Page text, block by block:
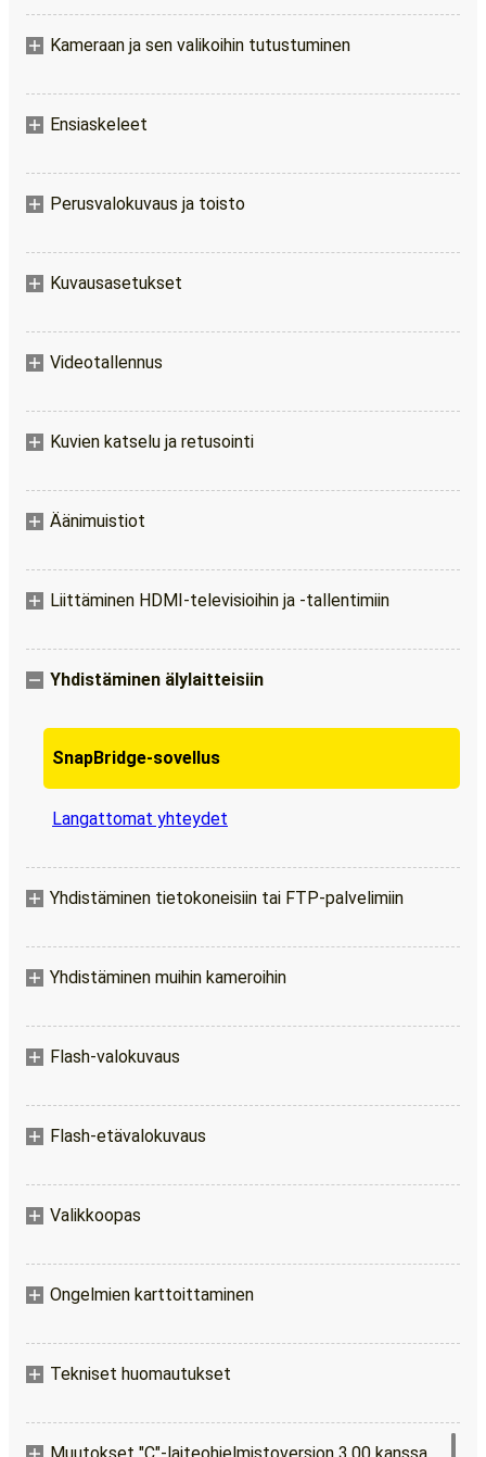
Kameraan ja sen valikoihin tutustuminen
Ensiaskeleet
Perusvalokuvaus ja toisto
Kuvausasetukset
Videotallennus
Kuvien katselu ja retusointi
Äänimuistiot
Liittäminen HDMI-televisioihin ja -tallentimiin
Yhdistäminen älylaitteisiin
SnapBridge-sovellus
Langattomat yhteydet
Yhdistäminen tietokoneisiin tai FTP-palvelimiin
Yhdistäminen muihin kameroihin
Flash-valokuvaus
Flash-etävalokuvaus
Valikkoopas
Ongelmien karttoittaminen
Tekniset huomautukset